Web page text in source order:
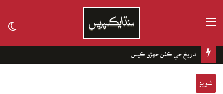
تاريخ جي ڪفن جھڙو ڪيس
شوبز